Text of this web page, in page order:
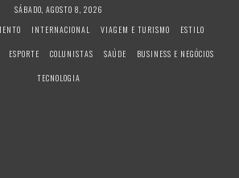
SÁBADO, AGOSTO 8, 2026
INTERNACIONAL VIAGEM E TURISMO
ESTILO
ESPORTE COLUNISTAS SAÚDE
BUSINESS E NEGÓCIOS
TECNOLOGIA